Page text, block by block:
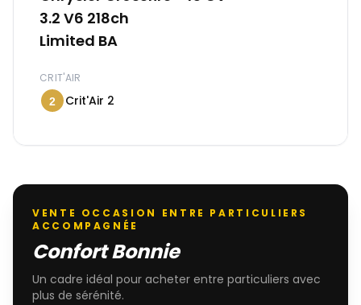
3.2 V6 218ch
Limited BA
CRIT'AIR
2 Crit'Air 2
VENTE OCCASION ENTRE PARTICULIERS
ACCOMPAGNÉE
Confort Bonnie
Un cadre idéal pour acheter entre particuliers avec
plus de sérénité.